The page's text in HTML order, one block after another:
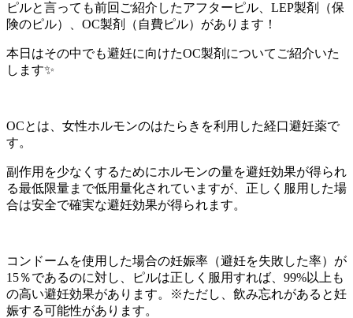
ピルと言っても前回ご紹介したアフターピル、LEP製剤（保
険のピル）、OC製剤（自費ピル）があります！
本日はその中でも避妊に向けたOC製剤についてご紹介いた
します✨
OCとは、女性ホルモンのはたらきを利用した経口避妊薬で
す。
副作用を少なくするためにホルモンの量を避妊効果が得られ
る最低限量まで低用量化されていますが、正しく服用した場
合は安全で確実な避妊効果が得られます。
コンドームを使用した場合の妊娠率（避妊を失敗した率）が
15％であるのに対し、ピルは正しく服用すれば、99%以上も
の高い避妊効果があります。※ただし、飲み忘れがあると妊
娠する可能性があります。